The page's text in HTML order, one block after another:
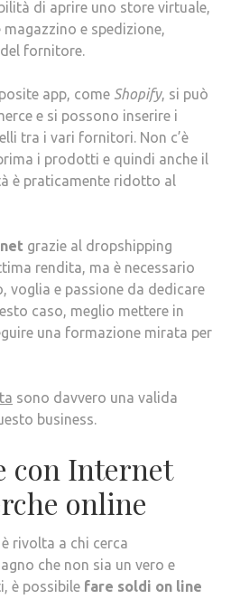
di aprire uno store virtuale,
e spedizione,
fornitore.
app, come Shopify, si può
e si possono inserire i
tra i vari fornitori. Non c’è
i prodotti e quindi anche il
è praticamente ridotto al
grazie al dropshipping
rendita, ma è necessario
voglia e passione da dedicare
caso, meglio mettere in
una formazione mirata per
sono davvero una valida
business.
con Internet
online
rivolta a chi cerca
che non sia un vero e
è possibile fare soldi on line